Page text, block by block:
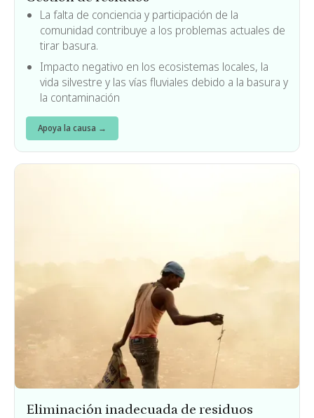
La falta de conciencia y participación de la
comunidad contribuye a los problemas actuales de
tirar basura.
Impacto negativo en los ecosistemas locales, la
vida silvestre y las vías fluviales debido a la basura y
la contaminación
Apoya la causa →
Eliminación inadecuada de residuos